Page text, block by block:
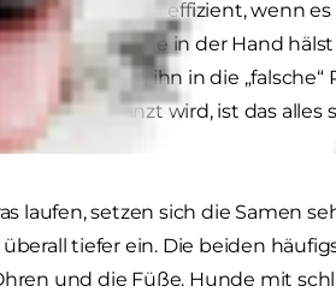
ist unglaublich effizient, wenn
eine Granne in der Hand
es ist, ihn in die
gepflanzt wird, ist das
laufen, setzen sich die Samen
tiefer ein. Die beiden
und die Füße. Hunde mit